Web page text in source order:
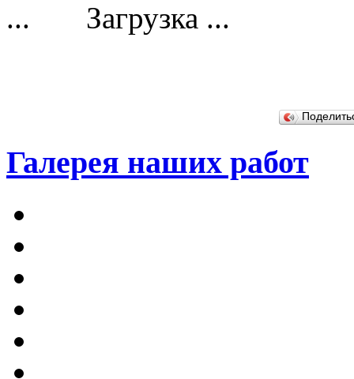
Загрузка ...
Галерея наших работ